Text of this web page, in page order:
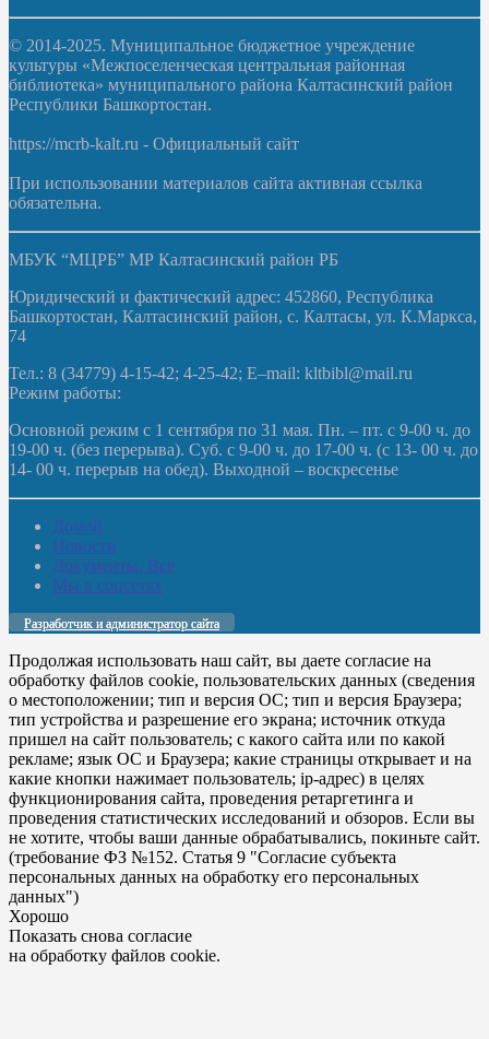
© 2014-2025. Муниципальное бюджетное учреждение
культуры «Межпоселенческая центральная районная
библиотека» муниципального района Калтасинский район
Республики Башкортостан.
https://mcrb-kalt.ru - Официальный сайт
При использовании материалов сайта активная ссылка
обязательна.
МБУК “МЦРБ” МР Калтасинский район РБ
Юридический и фактический адрес: 452860, Республика
Башкортостан, Калтасинский район, с. Калтасы, ул. К.Маркса,
74
Тел.: 8 (34779) 4-15-42; 4-25-42; E–mail: kltbibl@mail.ru
Режим работы:
Основной режим с 1 сентября по 31 мая. Пн. – пт. с 9-00 ч. до
19-00 ч. (без перерыва). Суб. с 9-00 ч. до 17-00 ч. (с 13- 00 ч. до
14- 00 ч. перерыв на обед). Выходной – воскресенье
Домой
Новости
Документы. Все
Мы в соцсетях
Разработчик и администратор сайта
Продолжая использовать наш сайт, вы даете согласие на
обработку файлов cookie, пользовательских данных (сведения
о местоположении; тип и версия ОС; тип и версия Браузера;
тип устройства и разрешение его экрана; источник откуда
пришел на сайт пользователь; с какого сайта или по какой
рекламе; язык ОС и Браузера; какие страницы открывает и на
какие кнопки нажимает пользователь; ip-адрес) в целях
функционирования сайта, проведения ретаргетинга и
проведения статистических исследований и обзоров. Если вы
не хотите, чтобы ваши данные обрабатывались, покиньте сайт.
(требование ФЗ №152. Статья 9 "Согласие субъекта
персональных данных на обработку его персональных
данных")
Хорошо
Показать снова согласие
на обработку файлов cookie.